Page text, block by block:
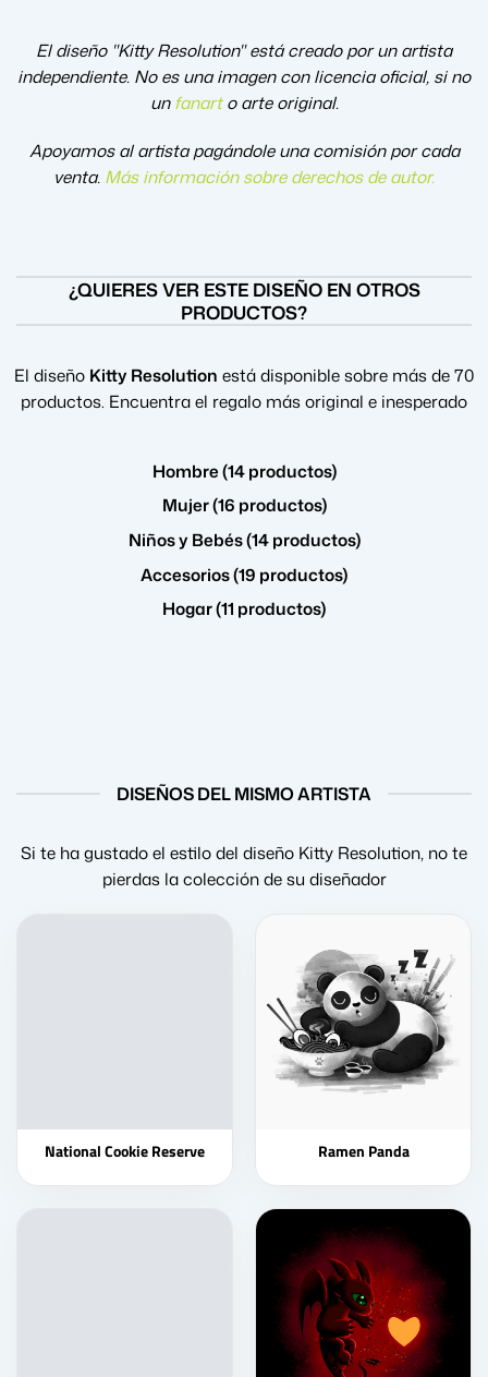
El diseño "Kitty Resolution" está creado por un artista
independiente. No es una imagen con licencia oficial, si no
unfanart o arte original.
Apoyamos al artista pagándole una comisión por cada
venta. Más información sobre derechos de autor.
¿QUIERES VER ESTE DISEÑO EN OTROS
PRODUCTOS?
El diseño Kitty Resolution está disponible sobre más de 70
productos. Encuentra el regalo más original e inesperado
Hombre (14 productos)
Mujer (16 productos)
Niños y Bebés (14 productos)
Accesorios (19 productos)
Hogar (11 productos)
DISEÑOS DEL MISMO ARTISTA
Si te ha gustado el estilo del diseño Kitty Resolution, no te
pierdas la colección de su diseñador
National Cookie Reserve Ramen Panda